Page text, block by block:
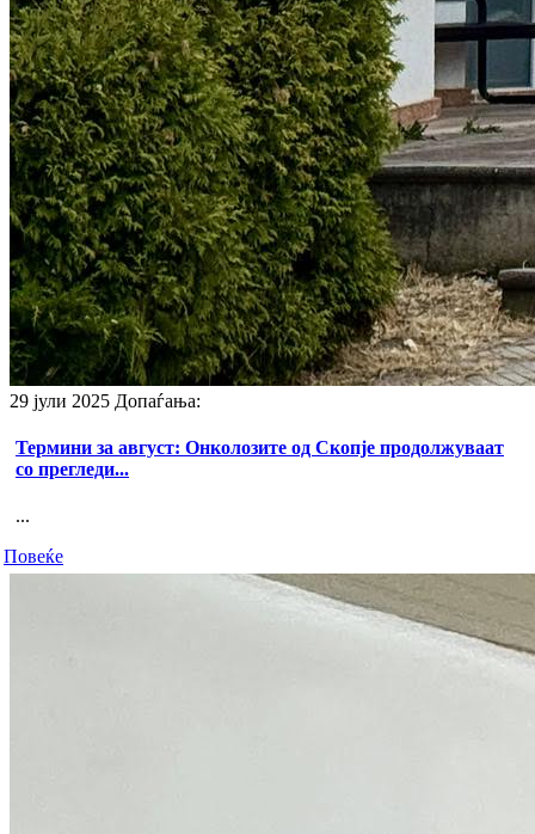
29 јули 2025 Допаѓања:
Термини за август: Онколозите од Скопје продолжуваат
со прегледи...
...
Повеќе